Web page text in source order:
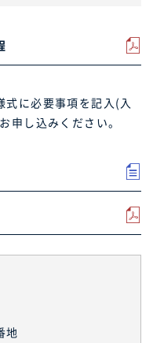
に必要事項を記入(入
申し込みください。
地